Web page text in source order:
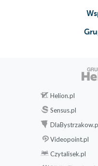
Helion.pl
Sensus.pl
Videopoint.pl
Czytalisek.pl